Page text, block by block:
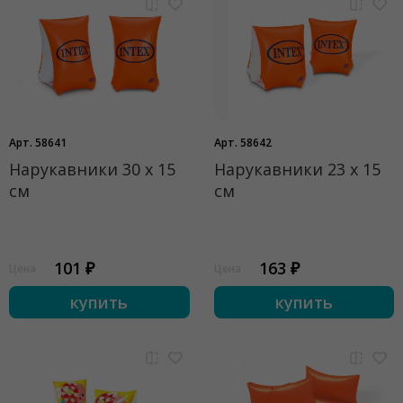
Арт. 58641
Нарукавники 30 х 15
см
101 ₽
купить
Арт. 58642
Нарукавники 23 х 15
см
163 ₽
купить